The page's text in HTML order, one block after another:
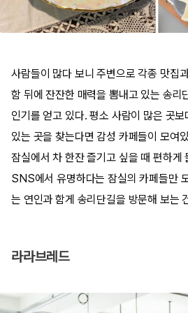
사람들이 많다 보니 주변으로 각종 맛집
함 뒤에 잔잔한 매력을 뽐내고 있는 송리
인기를 얻고 있다. 평소 사람이 많은 곳
있는 곳을 찾는다면 감성 카페들이 모여
잠실에서 차 한잔 즐기고 싶을 때 편하게
SNS에서 유명하다는 잠실의 카페들만
는 연인과 함게 송리단길을 방문해 보는
라라브레드